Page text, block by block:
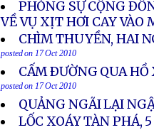
PHÓNG SỰ CỘNG
VỀ VỤ XỊT HƠI CAY
CHÌM THUYỀN, HAI
posted on 17 Oct 2010
CẤM ÐƯỜNG QUA
posted on 17 Oct 2010
QUẢNG NGÃI LẠI
LỐC XOÁY TÀN PHÁ,